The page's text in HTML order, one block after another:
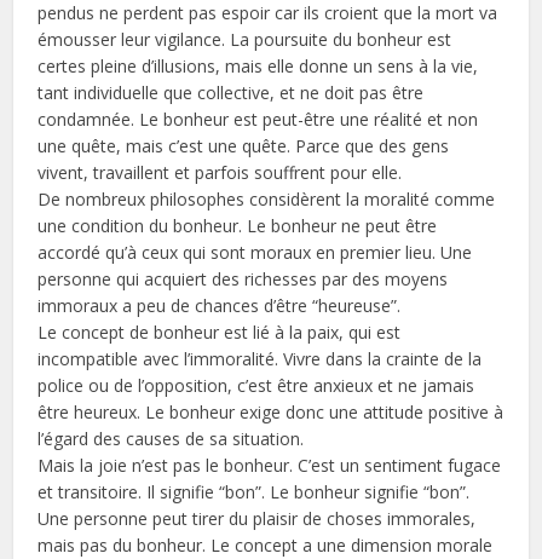
pendus ne perdent pas espoir car ils croient que la mort va
émousser leur vigilance. La poursuite du bonheur est
certes pleine d’illusions, mais elle donne un sens à la vie,
tant individuelle que collective, et ne doit pas être
condamnée. Le bonheur est peut-être une réalité et non
une quête, mais c’est une quête. Parce que des gens
vivent, travaillent et parfois souffrent pour elle.
De nombreux philosophes considèrent la moralité comme
une condition du bonheur. Le bonheur ne peut être
accordé qu’à ceux qui sont moraux en premier lieu. Une
personne qui acquiert des richesses par des moyens
immoraux a peu de chances d’être “heureuse”.
Le concept de bonheur est lié à la paix, qui est
incompatible avec l’immoralité. Vivre dans la crainte de la
police ou de l’opposition, c’est être anxieux et ne jamais
être heureux. Le bonheur exige donc une attitude positive à
l’égard des causes de sa situation.
Mais la joie n’est pas le bonheur. C’est un sentiment fugace
et transitoire. Il signifie “bon”. Le bonheur signifie “bon”.
Une personne peut tirer du plaisir de choses immorales,
mais pas du bonheur. Le concept a une dimension morale